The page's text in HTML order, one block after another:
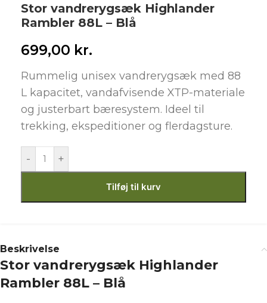
Stor vandrerygsæk Highlander
Rambler 88L – Blå
699,00 kr.
Rummelig unisex vandrerygsæk med 88
L kapacitet, vandafvisende XTP-materiale
og justerbart bæresystem. Ideel til
trekking, ekspeditioner og flerdagsture.
- +
Tilføj til kurv
Beskrivelse
Stor vandrerygsæk Highlander
Rambler 88L – Blå